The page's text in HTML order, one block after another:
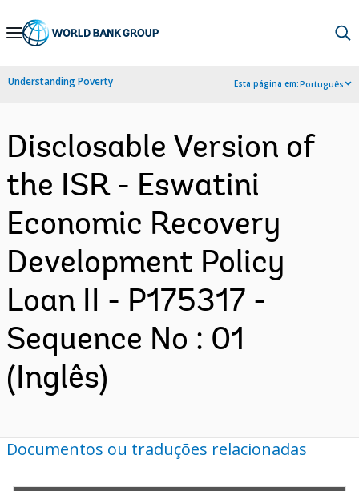
Skip
Navigation
Understanding Poverty Esta página em:Português
Disclosable Version of
the ISR - Eswatini
Economic Recovery
Development Policy
Loan II - P175317 -
Sequence No : 01
(Inglês)
Documentos ou traduções relacionadas